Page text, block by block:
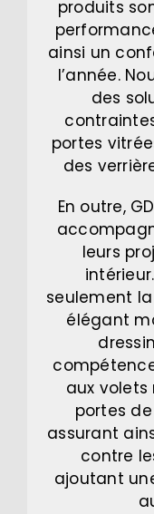
produits
ainsi un
l’année.
des
portes
des
En outre,
leurs
seulement
élégant
aux
portes
assurant
contre
ajoutant